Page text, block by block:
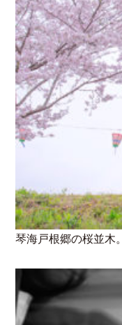
琴海戸根郷の桜並木